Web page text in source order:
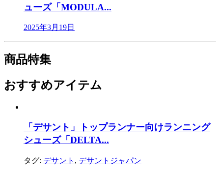
ューズ「MODULA...
2025年3月19日
商品特集
おすすめアイテム
「デサント」トップランナー向けランニング
シューズ「DELTA...
タグ: デサント , デサントジャパン